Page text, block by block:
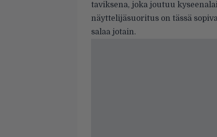
taviksena, joka joutuu
näyttelijäsuoritus on tässä
salaa jotain.